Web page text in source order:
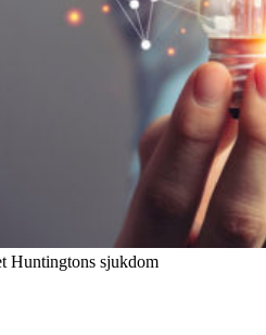
Huntingtons sjukdom